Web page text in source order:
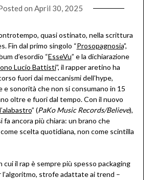
on April 30, 2025
quasi ostinato, nella scrittura
Fin dal primo singolo “Prosopagnosia”,
d’esordio “EsseVu” e la dichiarazione
Lucio Battisti”, il rapper aretino ha
fuori dai meccanismi dell’hype,
e sonorità che non si consumano in 15
oltre e fuori dal tempo. Con il nuovo
” (PaKo Music Records/Believe),
fa ancora più chiara: un brano che
scelta quotidiana, non come scintilla
cui il rap è sempre più spesso packaging
strofe adattate ai trend –